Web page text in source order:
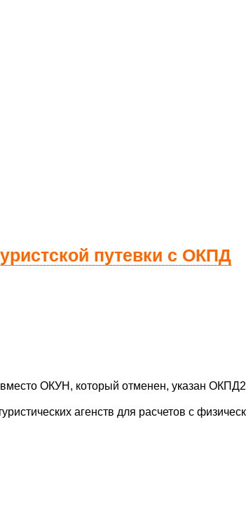
путевки с ОКПД
вместо ОКУН, который отменен, указан
агенств для расчетов с